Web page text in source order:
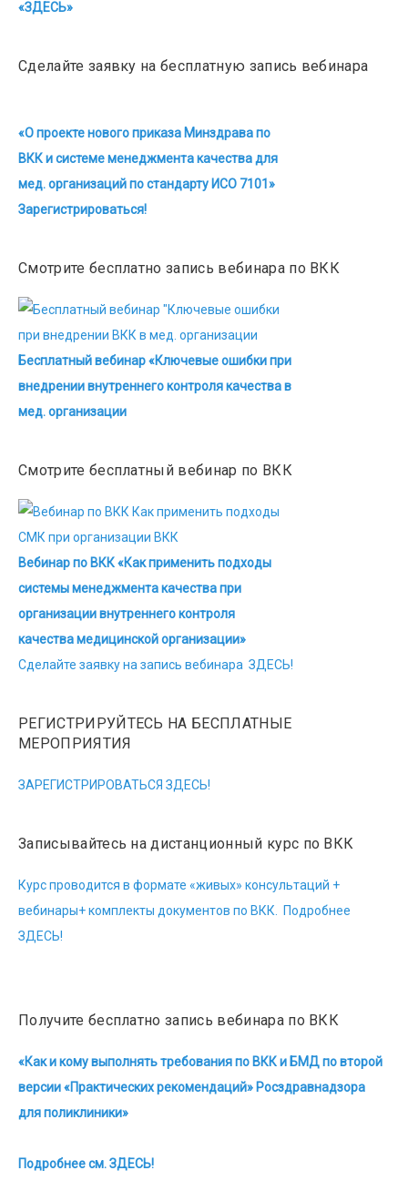
«ЗДЕСЬ»
Сделайте заявку на бесплатную запись вебинара
«О проекте нового приказа Минздрава по
ВКК и системе менеджмента качества для
мед. организаций по стандарту ИСО 7101»
Зарегистрироваться!
Смотрите бесплатно запись вебинара по ВКК
Бесплатный вебинар «Ключевые ошибки при
внедрении внутреннего контроля качества в
мед. организации
Смотрите бесплатный вебинар по ВКК
Вебинар по ВКК «Как применить подходы
системы менеджмента качества при
организации внутреннего контроля
качества медицинской организации»
Сделайте заявку на запись вебинара ЗДЕСЬ!
РЕГИСТРИРУЙТЕСЬ НА БЕСПЛАТНЫЕ
МЕРОПРИЯТИЯ
ЗАРЕГИСТРИРОВАТЬСЯ ЗДЕСЬ!
Записывайтесь на дистанционный курс по ВКК
Курс проводится в формате «живых» консультаций +
вебинары+ комплекты документов по ВКК. Подробнее
ЗДЕСЬ!
Получите бесплатно запись вебинара по ВКК
«Как и кому выполнять требования по ВКК и БМД по второй
версии «Практических рекомендаций» Росздравнадзора
для поликлиники»
Подробнее см. ЗДЕСЬ!